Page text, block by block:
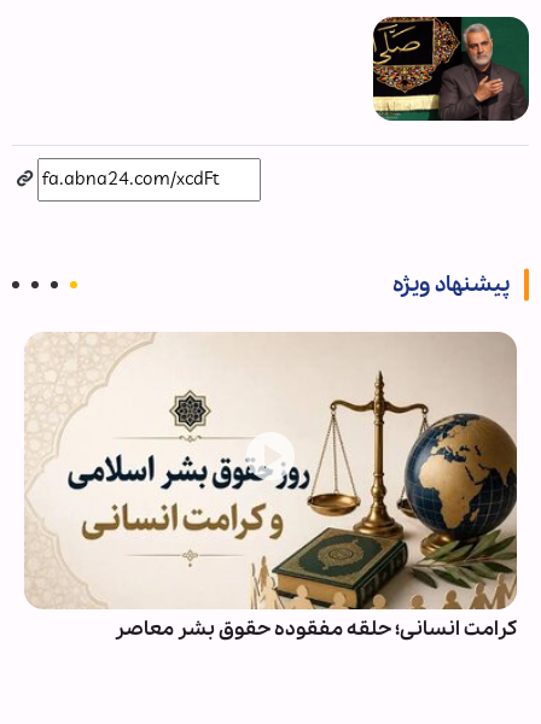
پیشنهاد ویژه
کرامت انسانی؛ حلقه مفقوده حقوق بشر معاصر